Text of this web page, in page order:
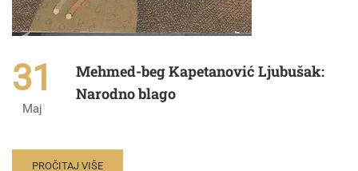
31
Maj
Mehmed-beg Kapetanović Ljubušak:
Narodno blago
PROČITAJ VIŠE